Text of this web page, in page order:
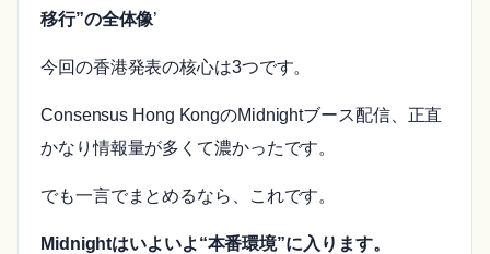
移行”の全体像’
今回の香港発表の核心は3つです。
Consensus Hong KongのMidnightブース配信、正直
かなり情報量が多くて濃かったです。
でも一言でまとめるなら、これです。
Midnightはいよいよ“本番環境”に入ります。